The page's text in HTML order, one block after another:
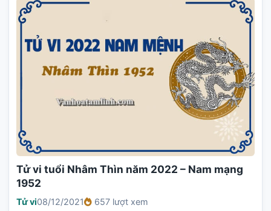
Tử vi tuổi Nhâm Thìn năm 2022 – Nam mạng
1952
Tử vi08/12/2021 657 lượt xem